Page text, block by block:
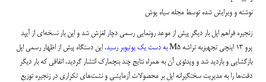
نوشته و ویرایش شده توسط مجله سیاه پوش
زنجیره فراهم اپل بار دیگر پیش از موعد رونمایی رسمی دچار لغزش شد و این بار نسخه‌ای از آیپد
پرو 13 اینچی تجهیزبه تراشه M5
به دست یک یوتیوبر رسید. این دستگاه پیش از اظهار رسمی اپل
بازگشایی و بازدید شد و ویدئوی آن به همراه نتایج چند بنچمارک انتشار گردید. اتفاقی که بار دیگر
دقت‌ها را به مدیریت سختگیرانه اپل بر محصولات آزمایشی و نشت‌های تکراری در زنجیره توزیع